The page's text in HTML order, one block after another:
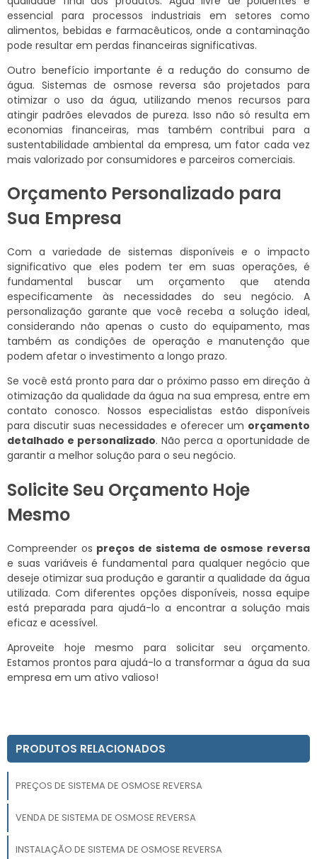
essencial para processos industriais em setores como
alimentos, bebidas e farmacêuticos, onde a contaminação
pode resultar em perdas financeiras significativas.
Outro benefício importante é a redução do consumo de
água. Sistemas de osmose reversa são projetados para
otimizar o uso da água, utilizando menos recursos para
atingir padrões elevados de pureza. Isso não só resulta em
economias financeiras, mas também contribui para a
sustentabilidade ambiental da empresa, um fator cada vez
mais valorizado por consumidores e parceiros comerciais.
Orçamento Personalizado para
Sua Empresa
Com a variedade de sistemas disponíveis e o impacto
significativo que eles podem ter em suas operações, é
fundamental buscar um orçamento que atenda
especificamente às necessidades do seu negócio. A
personalização garante que você receba a solução ideal,
considerando não apenas o custo do equipamento, mas
também as condições de operação e manutenção que
podem afetar o investimento a longo prazo.
Se você está pronto para dar o próximo passo em direção à
otimização da qualidade da água na sua empresa, entre em
contato conosco. Nossos especialistas estão disponíveis
para discutir suas necessidades e oferecer um orçamento
detalhado e personalizado. Não perca a oportunidade de
garantir a melhor solução para o seu negócio.
Solicite Seu Orçamento Hoje
Mesmo
Compreender os preços de sistema de osmose reversa
e suas variáveis é fundamental para qualquer negócio que
deseje otimizar sua produção e garantir a qualidade da água
utilizada. Com diferentes opções disponíveis, nossa equipe
está preparada para ajudá-lo a encontrar a solução mais
eficaz e acessível.
Aproveite hoje mesmo para solicitar seu orçamento.
Estamos prontos para ajudá-lo a transformar a água da sua
empresa em um ativo valioso!
PRODUTOS RELACIONADOS
PREÇOS DE SISTEMA DE OSMOSE REVERSA
VENDA DE SISTEMA DE OSMOSE REVERSA
INSTALAÇÃO DE SISTEMA DE OSMOSE REVERSA